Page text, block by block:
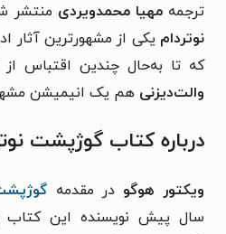
ترجمهمهیا محمدویردی منتشر
نوتردام یکی از مشهورترین
که تا به‌حال چندین اقتباس
والت‌دیزنی هم یک انیمیشن
درباره کتاب گوژپشت
ویکتور هوگودر مقدمه
سال پیش نویسنده این کتاب